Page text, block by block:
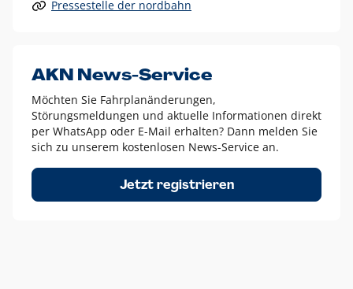
Alle anderen Logo-Varianten dürfen nur in Ausnahmefällen
Diese Ausnahmen sind zum Beispiel:
dem AKN Blau,
weißes Logo auf Fotohintergründen,
schwarzes Logo für reine Schwarz-Weiß-Umsetzungen
Um das Logo herum muss ein Schutzraum von jeweils einer
Höhe bzw. Breite des N aus AKN in alle Richtungen
Pressestelle der nordbahn
AKN News-Service
Möchten Sie Fahrplanänderungen,
Störungsmeldungen und aktuelle Informationen direkt
per WhatsApp oder E-Mail erhalten? Dann melden Sie
sich zu unserem kostenlosen News-Service an.
Jetzt registrieren